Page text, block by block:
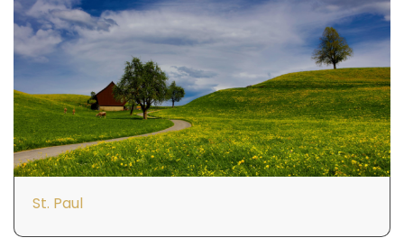
St. Paul